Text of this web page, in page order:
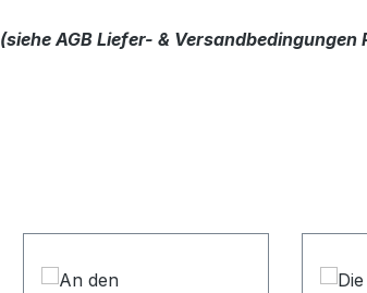
AGB Liefer- & Versandbedingungen